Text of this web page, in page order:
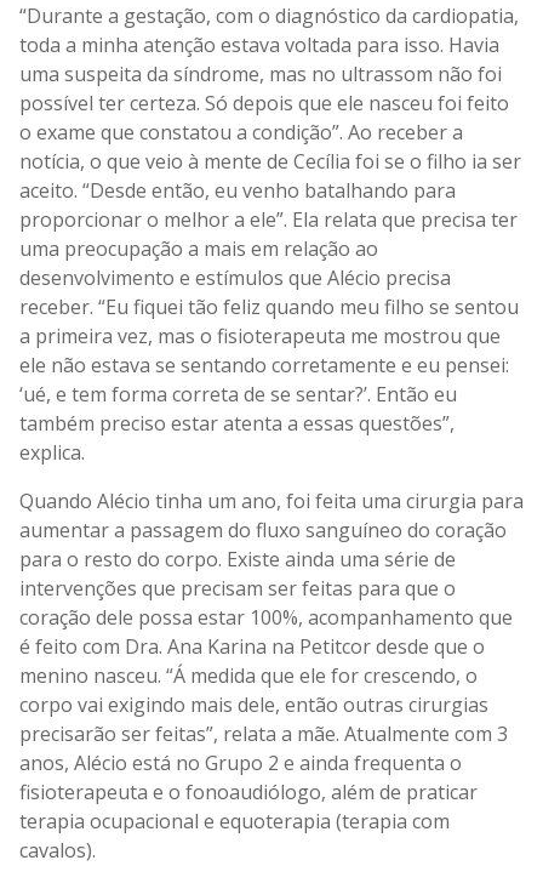
“Durante a gestação, com o diagnóstico da cardiopatia,
toda a minha atenção estava voltada para isso. Havia
uma suspeita da síndrome, mas no ultrassom não foi
possível ter certeza. Só depois que ele nasceu foi feito
o exame que constatou a condição”. Ao receber a
notícia, o que veio à mente de Cecília foi se o filho ia ser
aceito. “Desde então, eu venho batalhando para
proporcionar o melhor a ele”. Ela relata que precisa ter
uma preocupação a mais em relação ao
desenvolvimento e estímulos que Alécio precisa
receber. “Eu fiquei tão feliz quando meu filho se sentou
a primeira vez, mas o fisioterapeuta me mostrou que
ele não estava se sentando corretamente e eu pensei:
‘ué, e tem forma correta de se sentar?’. Então eu
também preciso estar atenta a essas questões”,
explica.
Quando Alécio tinha um ano, foi feita uma cirurgia para
aumentar a passagem do fluxo sanguíneo do coração
para o resto do corpo. Existe ainda uma série de
intervenções que precisam ser feitas para que o
coração dele possa estar 100%, acompanhamento que
é feito com Dra. Ana Karina na Petitcor desde que o
menino nasceu. “Á medida que ele for crescendo, o
corpo vai exigindo mais dele, então outras cirurgias
precisarão ser feitas”, relata a mãe. Atualmente com 3
anos, Alécio está no Grupo 2 e ainda frequenta o
fisioterapeuta e o fonoaudiólogo, além de praticar
terapia ocupacional e equoterapia (terapia com
cavalos).